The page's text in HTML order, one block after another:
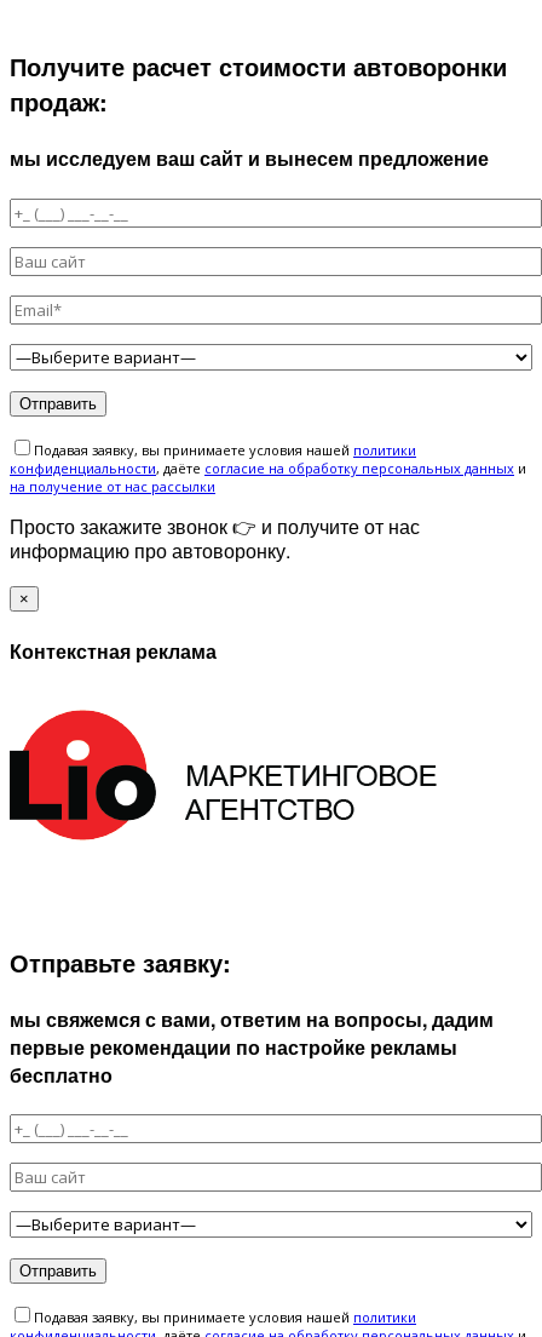
Получите расчет стоимости автоворонки
продаж:
мы исследуем ваш сайт и вынесем предложение
Подавая заявку, вы принимаете условия нашей политики
конфиденциальности, даёте cогласие на обработку персональных данных и
на получение от нас рассылки
Просто закажите звонок 👉 и получите от нас
информацию про автоворонку.
×
Контекстная реклама
Отправьте заявку:
мы свяжемся с вами, ответим на вопросы, дадим
первые рекомендации по настройке рекламы
бесплатно
Подавая заявку, вы принимаете условия нашей политики